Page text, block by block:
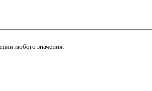
любого значения.